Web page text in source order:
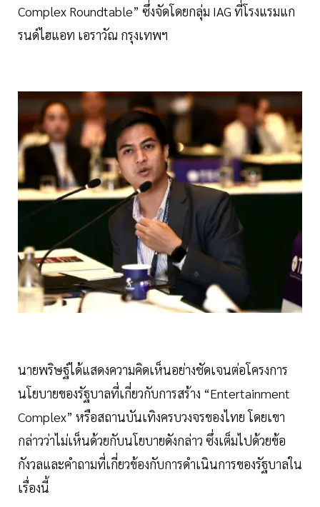
Complex Roundtable” ซึ่งจัดโดยกลุ่ม IAG ที่โรงแรมแก
รนด์ไฮแอท เอราวัณ กรุงเทพฯ
นายพริษฐ์ได้แสดงความคิดเห็นอย่างชัดเจนต่อโครงการ
นโยบายของรัฐบาลที่เกี่ยวกับการสร้าง “Entertainment
Complex” หรือสถานบันเทิงครบวงจรของไทย โดยเขา
กล่าวว่าไม่เห็นด้วยกับนโยบายดังกล่าว ซึ่งเต็มไปด้วยข้อ
กังวลและคำถามที่เกี่ยวข้องกับการดำเนินการของรัฐบาลใน
เรื่องนี้